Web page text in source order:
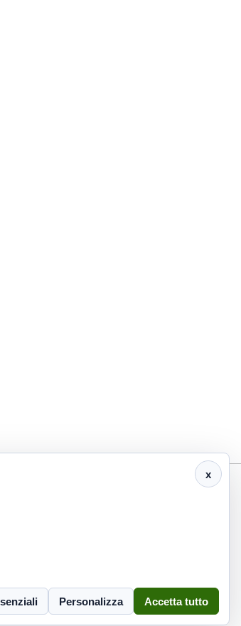
x
Personalizza Accetta tutto